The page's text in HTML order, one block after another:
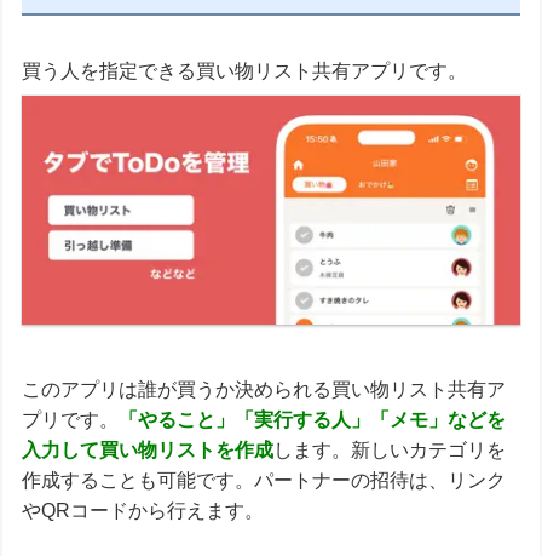
買う人を指定できる買い物リスト共有アプリです。
このアプリは誰が買うか決められる買い物リスト共有ア
プリです。
「やること」「実行する人」「メモ」などを
入力して買い物リストを作成します。新しいカテゴリを
作成することも可能です。パートナーの招待は、リンク
やQRコードから行えます。